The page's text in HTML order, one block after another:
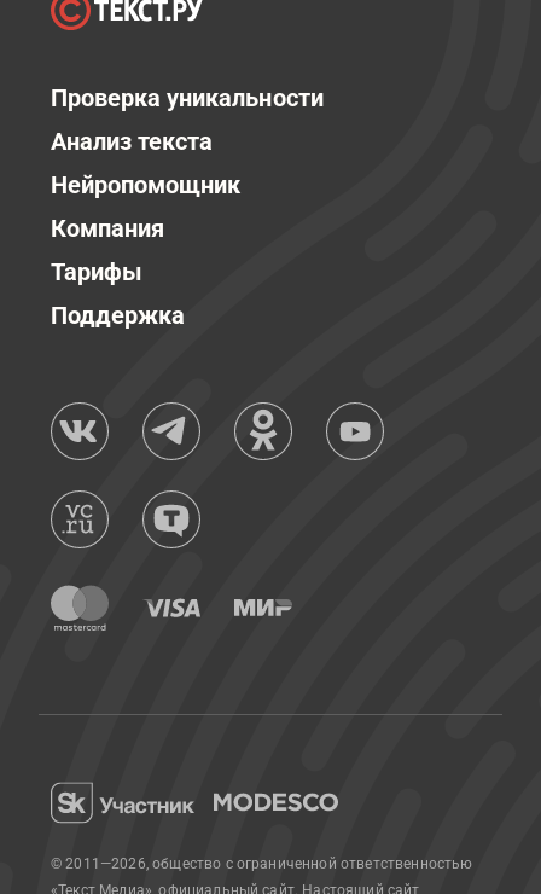
Проверка уникальности
Анализ текста
Нейропомощник
Компания
Тарифы
Поддержка
© 2011—2026, общество с ограниченной ответственностью
«Текст Медиа», официальный сайт. Настоящий сайт